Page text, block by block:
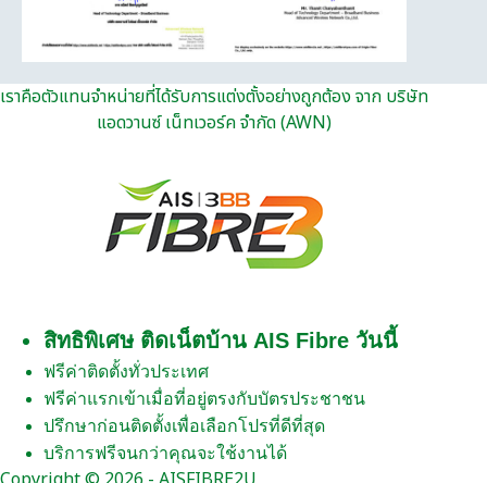
เราคือตัวแทนจำหน่ายที่ได้รับการแต่งตั้งอย่างถูกต้อง จาก บริษัท
แอดวานซ์ เน็ทเวอร์ค จำกัด (AWN)
สิทธิพิเศษ ติดเน็ตบ้าน AIS Fibre วันนี้
ฟรีค่าติดตั้งทั่วประเทศ
ฟรีค่าแรกเข้าเมื่อที่อยู่ตรงกับบัตรประชาชน
ปรึกษาก่อนติดตั้งเพื่อเลือกโปรที่ดีที่สุด
บริการฟรีจนกว่าคุณจะใช้งานได้